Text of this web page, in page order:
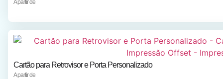
A partir de
Cartão para Retrovisor e Porta Personalizado
A partir de